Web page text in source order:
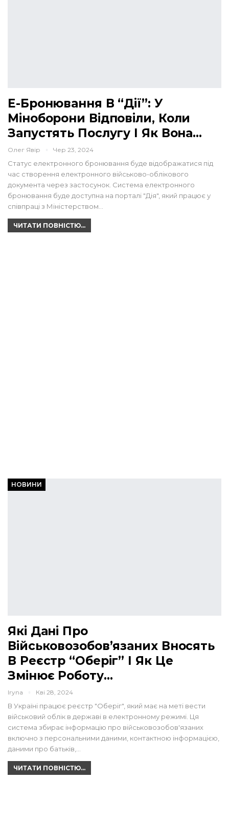
Е-Бронювання В “Дії”: У
Міноборони Відповіли, Коли
Запустять Послугу І Як Вона…
Олег Явір Чер 23, 2024
Статус електронного бронювання буде відображатися під
час створення електронного військово-облікового
документа через застосунок. Система електронного
бронювання буде доступна на порталі "Дія", який працює у
співпраці з Міністерством…
ЧИТАТИ ПОВНІСТЮ...
НОВИНИ
Які Дані Про
Військовозобов’язаних Вносять
В Реєстр “Оберіг” І Як Це
Змінює Роботу…
Iryna Кві 28, 2024
В Україні працює реєстр "Оберіг", який має на меті вести
військовий облік в державі в електронному режимі. Ця
система збирає інформацію про військовозобов'язаних
включно з персональними даними, контактною інформацією,
даними про батьків,…
ЧИТАТИ ПОВНІСТЮ...